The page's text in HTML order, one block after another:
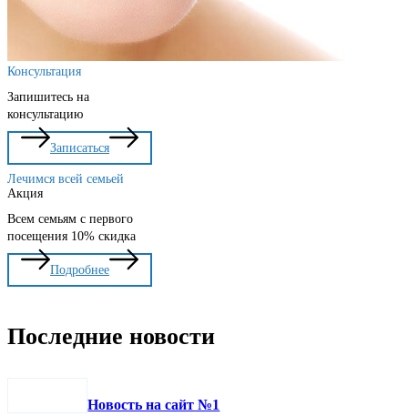
Консультация
Запишитесь на
консультацию
Записаться
Лечимся всей семьей
Акция
Всем семьям с первого
посещения 10% скидка
Подробнее
Последние новости
Новость на сайт №1